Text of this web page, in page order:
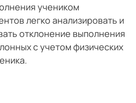
учеником
легко анализировать и
отклонение выполнения
с учетом физических